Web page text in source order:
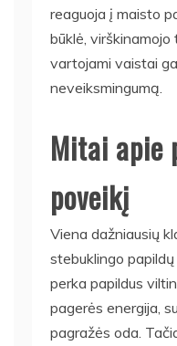
reaguoja į maisto
būklė,
vartojami vaistai
neveiksmingumą.
Mitai apie
poveikį
Viena dažniausių
stebuklingo
perka papildus
pagerės energija,
pagražės oda.